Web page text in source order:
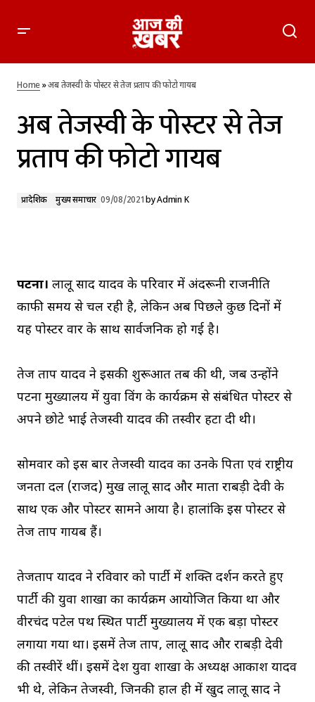
अब तेजस्वी के पोस्टर से तेज प्रताप की फोटो गायब
Home»अब तेजस्वी के पोस्टर से तेज प्रताप की फोटो गायब
अब तेजस्वी के पोस्टर से तेज
प्रताप की फोटो गायब
प्रादेशिक मुख्य समाचार 09/08/2021byAdmin K
पटना। लालू प्रसाद यादव के परिवार में अंदरूनी राजनीति
काफी समय से चल रही है, लेकिन अब पिछले कुछ दिनों में
यह पोस्टर वार के साथ सार्वजनिक हो गई है।
तेज प्रताप यादव ने इसकी शुरूआत तब की थी, जब उन्होंने
पटना मुख्यालय में युवा विंग के कार्यक्रम से संबंधित पोस्टर से
अपने छोटे भाई तेजस्वी यादव की तस्वीर हटा दी थी।
सोमवार को इस बार तेजस्वी यादव का उनके पिता एवं राष्ट्रीय
जनता दल (राजद) प्रमुख लालू प्रसाद और माता राबड़ी देवी के
साथ एक और पोस्टर सामने आया है। हालांकि इस पोस्टर से
तेज प्रताप गायब हैं।
तेजप्रताप यादव ने रविवार को पार्टी में शक्ति प्रदर्शन करते हुए
पार्टी की युवा शाखा का कार्यक्रम आयोजित किया था और
वीरचंद पटेल पथ स्थित पार्टी मुख्यालय में एक बड़ा पोस्टर
लगाया गया था। इसमें तेज प्रताप, लालू प्रसाद और राबड़ी देवी
की तस्वीरें थीं। इसमें प्रदेश युवा शाखा के अध्यक्ष आकाश यादव
भी थे, लेकिन तेजस्वी, जिनकी हाल ही में खुद लालू प्रसाद ने